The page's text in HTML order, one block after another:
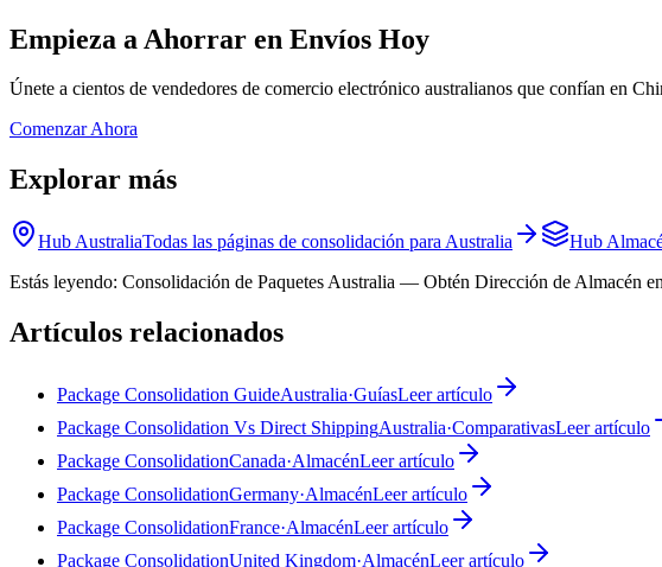
Empieza a Ahorrar en Envíos Hoy
Únete a cientos de vendedores de comercio electrónico australianos que confían en
Comenzar Ahora
Explorar más
Hub AustraliaTodas las páginas de consolidación para Australia Hub
Estás leyendo: Consolidación de Paquetes Australia — Obtén Dirección de Almacén
Artículos relacionados
Package Consolidation GuideAustralia·GuíasLeer artículo
Package Consolidation Vs Direct ShippingAustralia·ComparativasLeer artículo
Package ConsolidationCanada·AlmacénLeer artículo
Package ConsolidationGermany·AlmacénLeer artículo
Package ConsolidationFrance·AlmacénLeer artículo
Package ConsolidationUnited Kingdom·AlmacénLeer artículo